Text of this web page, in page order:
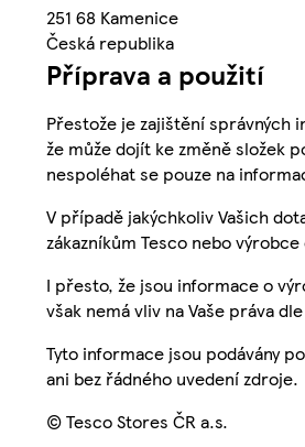
251 68 Kamenice
Česká republika
Příprava a použití
Přestože je zajištění správných
že může dojít ke změně složek
nespoléhat se pouze na
V případě jakýchkoliv Vašich
zákazníkům Tesco nebo
I přesto, že jsou informace o
však nemá vliv na Vaše práva
Tyto informace jsou podávány
ani bez řádného uvedení zdroje.
© Tesco Stores ČR a.s.